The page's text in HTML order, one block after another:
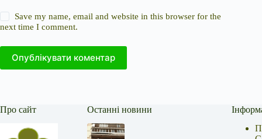
Save my name, email and website in this browser for the
next time I comment.
Опублікувати коментар
Про сайт Останні новини